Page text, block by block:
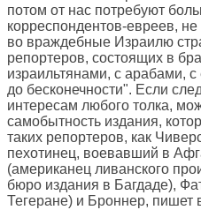
потом от нас потребуют
корреспондентов-евреев,
во враждебные Израилю
репортеров, состоящих в
израильтянами, с арабами,
до бесконечности". Если
интересам любого толка,
самобытность издания,
таких репортеров, как
пехотинец, воевавший в
(американец ливанского
бюро издания в Багдаде),
Тегеране) и Броннер, пишет